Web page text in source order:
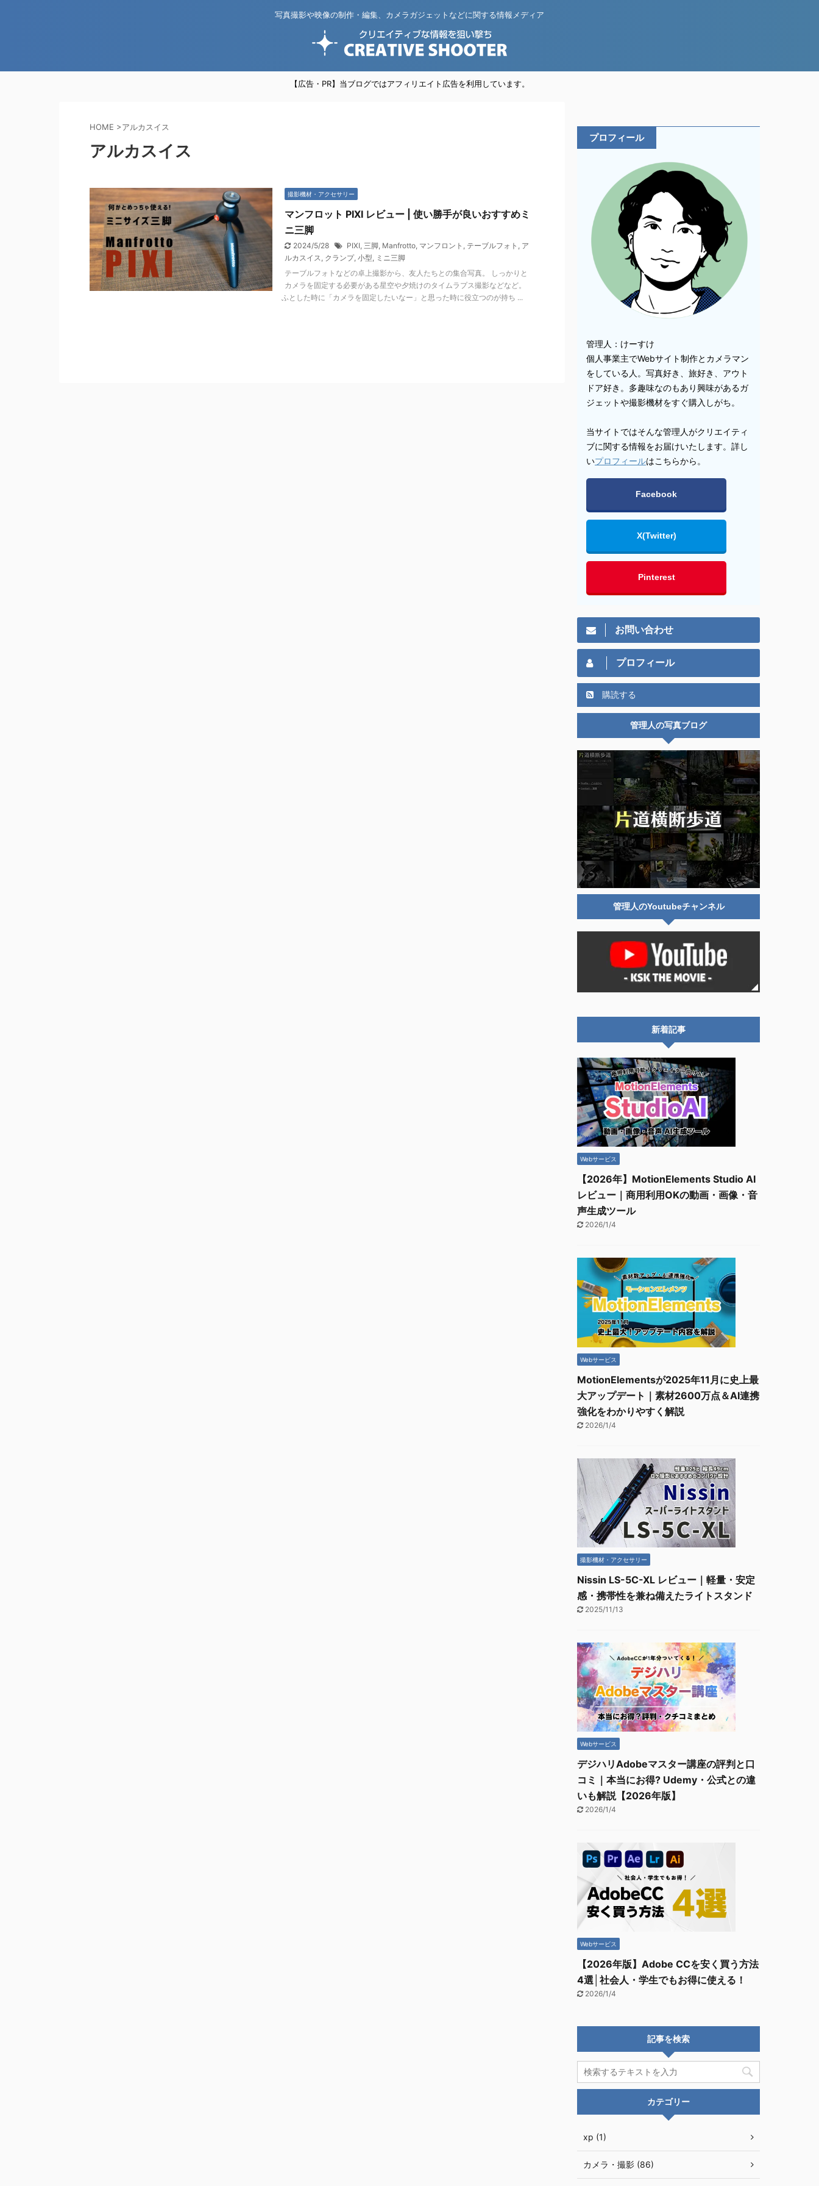
写真撮影や映像の制作・編集、カメラガジェットなどに関する情報メディア
【広告・PR】当ブログではアフィリエイト広告を利用しています。
HOME >アルカスイス
アルカスイス
撮影機材・アクセサリー
マンフロット PIXI レビュー | 使い勝手が良いおすすめミ
ニ三脚
2024/5/28 PIXI, 三脚, Manfrotto, マンフロント , テーブルフォト , ア
ルカスイス, クランプ, 小型, ミニ三脚
テーブルフォトなどの卓上撮影から、友人たちとの集合写真。 しっかりと
カメラを固定する必要がある星空や夕焼けのタイムラプス撮影などなど。
ふとした時に「カメラを固定したいなー」と思った時に役立つのが持ち ...
プロフィール
管理人：けーすけ
個人事業主でWebサイト制作とカメラマン
をしている人。写真好き、旅好き、アウト
ドア好き。多趣味なのもあり興味があるガ
ジェットや撮影機材をすぐ購入しがち。
当サイトではそんな管理人がクリエイティ
ブに関する情報をお届けいたします。詳し
いプロフィールはこちらから。
Facebook
X(Twitter)
Pinterest
お問い合わせ
プロフィール
購読する
管理人の写真ブログ
管理人のYoutubeチャンネル
新着記事
Webサービス
【2026年】MotionElements Studio AI
レビュー｜商用利用OKの動画・画像・音
声生成ツール
2026/1/4
Webサービス
MotionElementsが2025年11月に史上最
大アップデート｜素材2600万点＆AI連携
強化をわかりやすく解説
2026/1/4
撮影機材・アクセサリー
Nissin LS-5C-XL レビュー｜軽量・安定
感・携帯性を兼ね備えたライトスタンド
2025/11/13
Webサービス
デジハリAdobeマスター講座の評判と口
コミ｜本当にお得? Udemy・公式との違
いも解説【2026年版】
2026/1/4
Webサービス
【2026年版】Adobe CCを安く買う方法
4選│社会人・学生でもお得に使える！
2026/1/4
記事を検索
カテゴリー
xp (1)
カメラ・撮影 (86)